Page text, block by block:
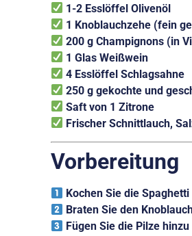
1-2 Esslöffel Olivenöl
1 Knoblauchzehe (fein
200 g Champignons (in
1 Glas Weißwein
4 Esslöffel Schlagsahne
250 g gekochte und
Saft von 1 Zitrone
Frischer Schnittlauch,
Vorbereitung
Kochen Sie die Spaghetti
Braten Sie den
Fügen Sie die Pilze hinzu